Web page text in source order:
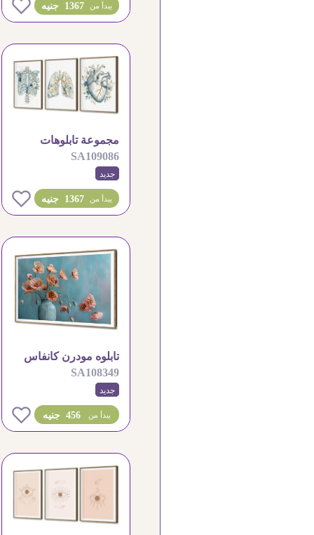
1367 جنيه يبدأ من
مجموعة تابلوهات
مودرن طبية بتصاميم
زهرية أنيقة
SA109086
جديد
1367 جنيه يبدأ من
تابلوه مودرن كانفاس
لزهور رقيقة في فازة
SA108349
جديد
456 جنيه يبدأ من